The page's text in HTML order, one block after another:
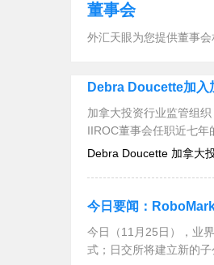
董事会
外汇天眼为您提供董事
Debra Doucette加入
加拿大投资行业监管组
IIROC董事会任职近七
Debra Doucette 加拿大
今日（11月25日），业
式；日交所将建立新的